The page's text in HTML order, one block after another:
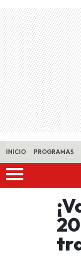
Skip to main content
INICIO PROGRAMAS